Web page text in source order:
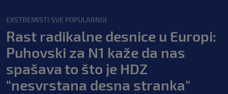
EKSTREMISTI SVE POPULARNIJI
Rast radikalne desnice u Europi:
Puhovski za N1 kaže da nas
spašava to što je HDZ
"nesvrstana desna stranka"